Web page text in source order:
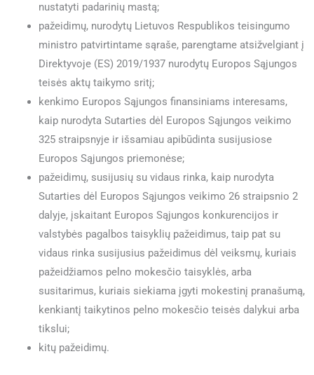
nustatyti padarinių mastą;
pažeidimų, nurodytų Lietuvos Respublikos teisingumo
ministro patvirtintame sąraše, parengtame atsižvelgiant į
Direktyvoje (ES) 2019/1937 nurodytų Europos Sąjungos
teisės aktų taikymo sritį;
kenkimo Europos Sąjungos finansiniams interesams,
kaip nurodyta Sutarties dėl Europos Sąjungos veikimo
325 straipsnyje ir išsamiau apibūdinta susijusiose
Europos Sąjungos priemonėse;
pažeidimų, susijusių su vidaus rinka, kaip nurodyta
Sutarties dėl Europos Sąjungos veikimo 26 straipsnio 2
dalyje, įskaitant Europos Sąjungos konkurencijos ir
valstybės pagalbos taisyklių pažeidimus, taip pat su
vidaus rinka susijusius pažeidimus dėl veiksmų, kuriais
pažeidžiamos pelno mokesčio taisyklės, arba
susitarimus, kuriais siekiama įgyti mokestinį pranašumą,
kenkiantį taikytinos pelno mokesčio teisės dalykui arba
tikslui;
kitų pažeidimų.